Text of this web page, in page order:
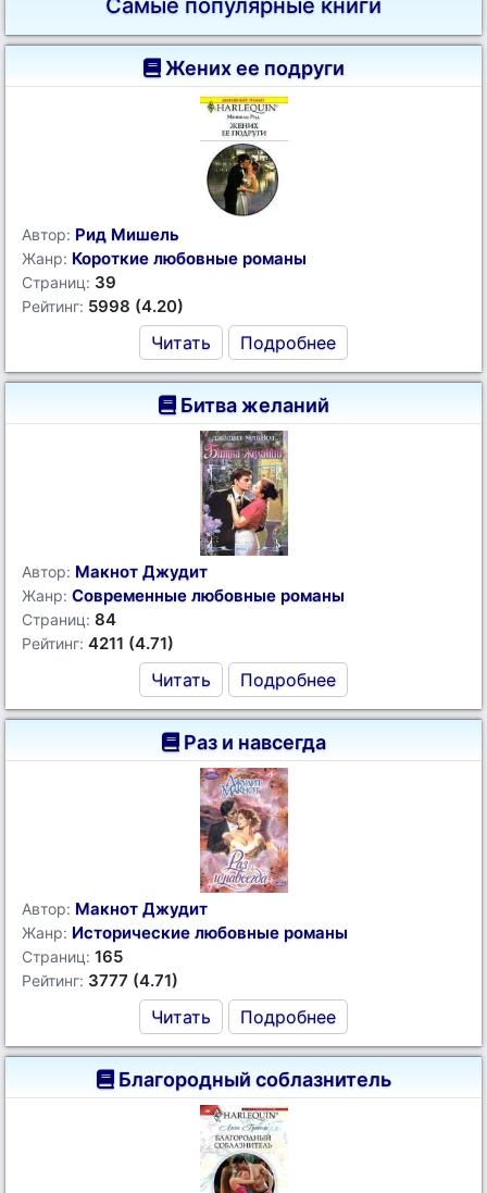
Самые популярные книги
Жених ее подруги
Автор: Рид Мишель
Жанр: Короткие любовные романы
Страниц: 39
Рейтинг: 5998 (4.20)
Читать Подробнее
Битва желаний
Автор: Макнот Джудит
Жанр: Современные любовные романы
Страниц: 84
Рейтинг: 4211 (4.71)
Читать Подробнее
Раз и навсегда
Автор: Макнот Джудит
Жанр: Исторические любовные романы
Страниц: 165
Рейтинг: 3777 (4.71)
Читать Подробнее
Благородный соблазнитель